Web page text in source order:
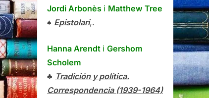
Jordi Arbonès i Matthew Tree
♠ Epistolari,.
Hanna Arendt i Gershom
Scholem
♣ Tradición y política.
Correspondencia (1939-1964)